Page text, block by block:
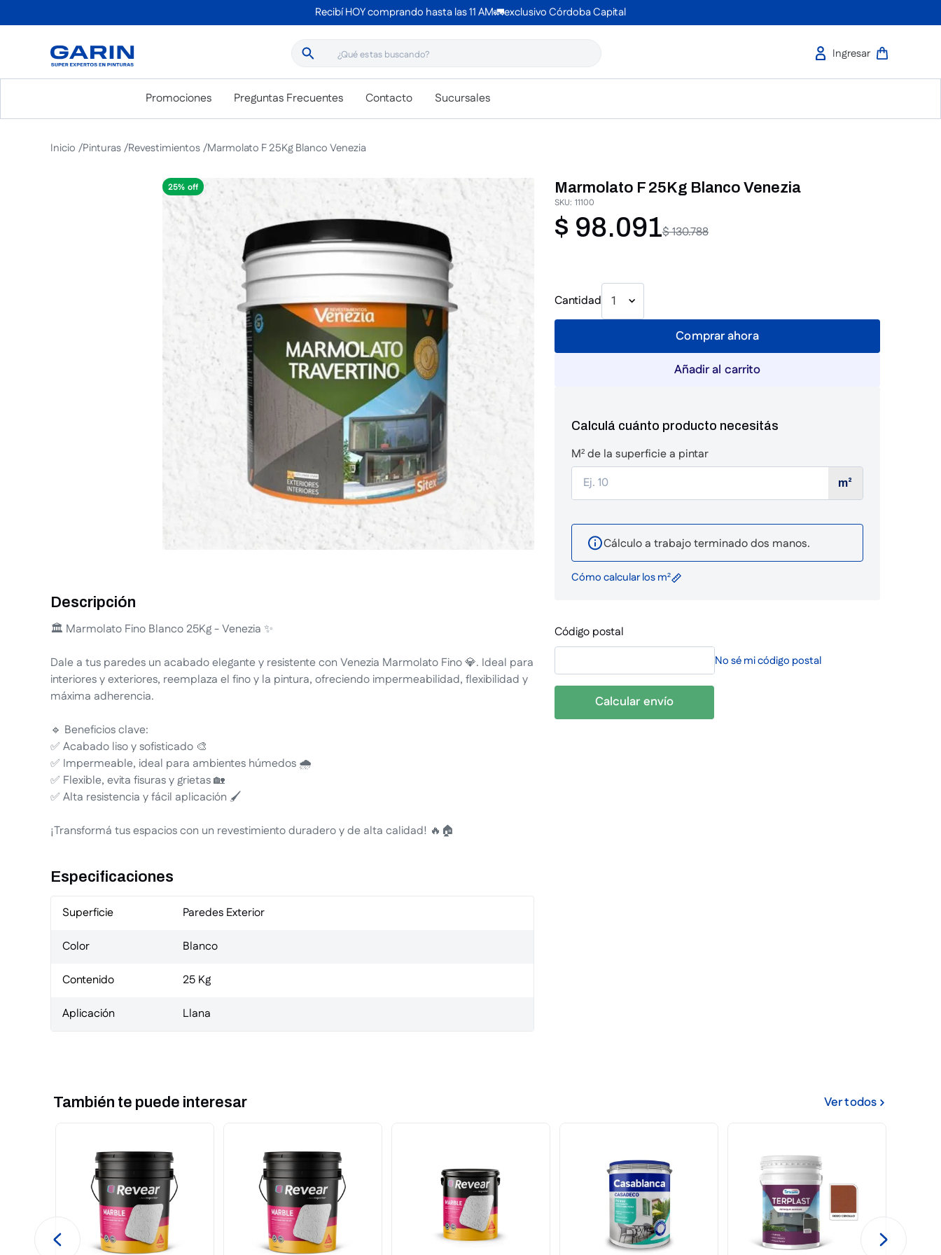
Recibí HOY comprando hasta las 11 AM🚛exclusivo Córdoba Capital
¿Qué estas buscando?
Promociones Preguntas Frecuentes Contacto Sucursales
Pinturas Revestimientos Marmolato F 25Kg Blanco Venezia
25%
Descripción
🏛️ Marmolato Fino Blanco 25Kg - Venezia ✨
Dale a tus paredes un acabado elegante y resistente con Venezia Marmolato Fino 💎. Ideal para
interiores y exteriores, reemplaza el fino y la pintura, ofreciendo impermeabilidad, flexibilidad y
máxima adherencia.
🔹 Beneficios clave:
✅ Acabado liso y sofisticado 🎨
✅ Impermeable, ideal para ambientes húmedos 🌧️
✅ Flexible, evita fisuras y grietas 🏡
✅ Alta resistencia y fácil aplicación 🖌️
¡Transformá tus espacios con un revestimiento duradero y de alta calidad! 🔥🏠
Especificaciones
Superficie Paredes Exterior
Color Blanco
Contenido 25 Kg
Aplicación Llana
Marmolato F 25Kg Blanco Venezia
SKU: 11100
$130.788
$ 98.091
Cantidad 1
Comprar ahora
Añadir al carrito
Calculá cuánto producto necesitás
M² de la superficie a pintar
m²
Cálculo a trabajo terminado dos manos.
Cómo calcular los m²
Código postal
No sé mi código postal
Calcular envío
También te puede interesar Ver todos